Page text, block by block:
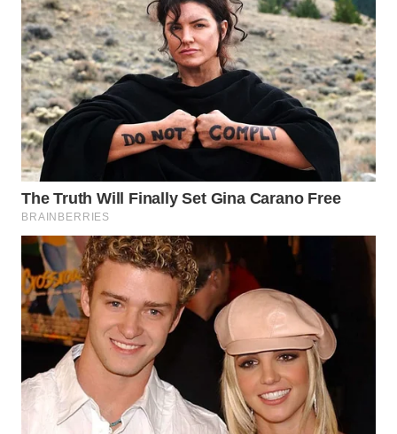
WAHANA
NEWS
WAHANA
TANI
WAHANA
ADVOKAT
WAHANA
INFRASTRUKTUR
WAHANA
KONSUMEN
WAHANA
LISTRIK
WAHANA